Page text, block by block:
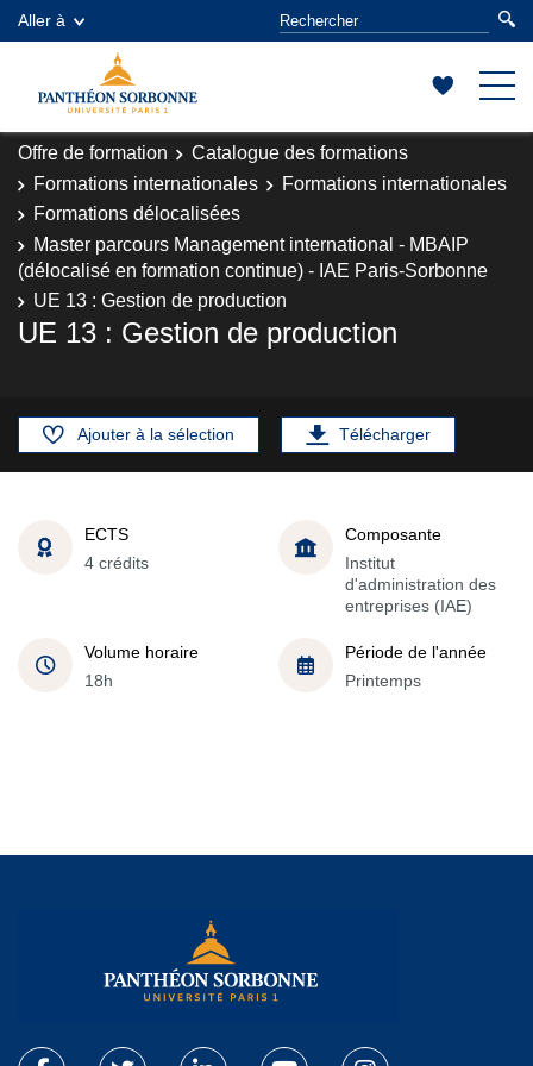
Aller à
Offre de formation
Catalogue des formations
Formations internationales
Formations internationales
Formations délocalisées
Master parcours Management international - MBAIP
(délocalisé en formation continue) - IAE Paris-Sorbonne
UE 13 : Gestion de production
UE 13 : Gestion de production
Ajouter à la sélection Télécharger
ECTS
4 crédits
Composante
Institut
d'administration des
entreprises (IAE)
Volume horaire
18h
Période de l'année
Printemps